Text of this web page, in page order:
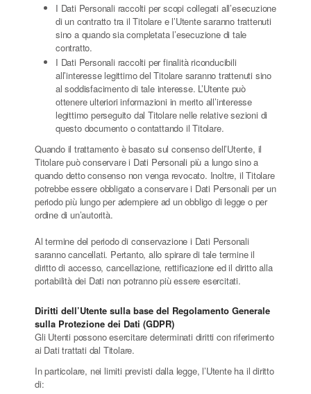
I Dati Personali raccolti per scopi collegati all’esecuzione
di un contratto tra il Titolare e l’Utente saranno trattenuti
sino a quando sia completata l’esecuzione di tale
contratto.
I Dati Personali raccolti per finalità riconducibili
all’interesse legittimo del Titolare saranno trattenuti sino
al soddisfacimento di tale interesse. L’Utente può
ottenere ulteriori informazioni in merito all’interesse
legittimo perseguito dal Titolare nelle relative sezioni di
questo documento o contattando il Titolare.
Quando il trattamento è basato sul consenso dell’Utente, il
Titolare può conservare i Dati Personali più a lungo sino a
quando detto consenso non venga revocato. Inoltre, il Titolare
potrebbe essere obbligato a conservare i Dati Personali per un
periodo più lungo per adempiere ad un obbligo di legge o per
ordine di un’autorità.
Al termine del periodo di conservazione i Dati Personali
saranno cancellati. Pertanto, allo spirare di tale termine il
diritto di accesso, cancellazione, rettificazione ed il diritto alla
portabilità dei Dati non potranno più essere esercitati.
Diritti dell’Utente sulla base del Regolamento Generale
sulla Protezione dei Dati (GDPR)
Gli Utenti possono esercitare determinati diritti con riferimento
ai Dati trattati dal Titolare.
In particolare, nei limiti previsti dalla legge, l’Utente ha il diritto
di: